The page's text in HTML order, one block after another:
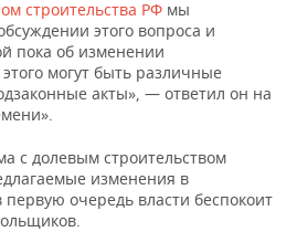
строительства РФ мы
этого вопроса и
пока об изменении
могут быть различные
акты», — ответил он на
с долевым строительством
изменения в
первую очередь власти беспокоит